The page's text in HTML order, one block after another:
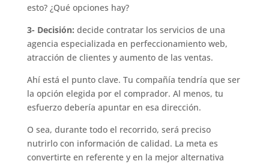
esto? ¿Qué opciones hay?
3- Decisión: decide contratar los servicios de una
agencia especializada en perfeccionamiento web,
atracción de clientes y aumento de las ventas.
Ahí está el punto clave. Tu compañía tendría que ser
la opción elegida por el comprador. Al menos, tu
esfuerzo debería apuntar en esa dirección.
O sea, durante todo el recorrido, será preciso
nutrirlo con información de calidad. La meta es
convertirte en referente y en la mejor alternativa